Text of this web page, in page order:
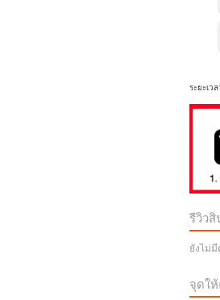
ระยะเว
รีวิว
ยังไม่
จุดใ